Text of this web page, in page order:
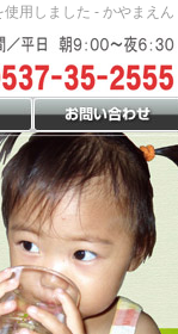
用しました - かやまえん